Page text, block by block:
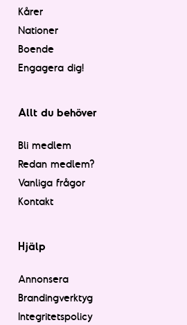
Kårer
Nationer
Boende
Engagera dig!
Allt du behöver
Bli medlem
Redan medlem?
Vanliga frågor
Kontakt
Hjälp
Annonsera
Brandingverktyg
Integritetspolicy